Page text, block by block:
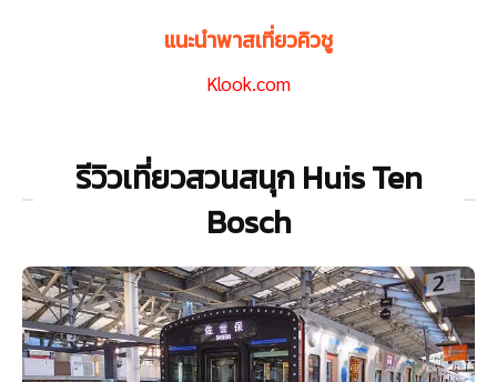
แนะนำพาสเที่ยวคิวชู
Klook.com
รีวิวเที่ยวสวนสนุก Huis Ten
Bosch